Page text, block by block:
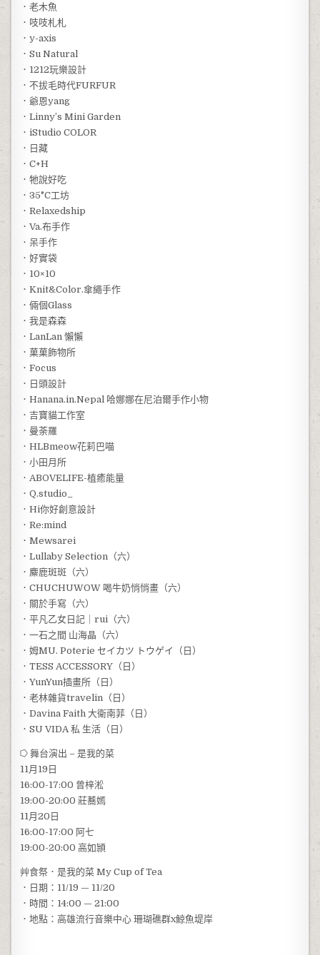
．老木魚
．吱吱札札
．y-axis
．Su Natural
．1212玩樂設計
．不拔毛時代FURFUR
．爺恩yang
．Linny’s Mini Garden
．iStudio COLOR
．日藏
．C+H
．牠說好吃
．35°C工坊
．Relaxedship
．Va.布手作
．呆手作
．好實袋
．10×10
．Knit&Color.傘繩手作
．倆個Glass
．我是森森
．LanLan 懶懶
．菓菓飾物所
．Focus
．日頭設計
．Hanana.in.Nepal 哈娜娜在尼泊爾手作小物
．吉寶貓工作室
．曼荼羅
．HLBmeow花莉巴喵
．小田月所
．ABOVELIFE-植癒能量
．Q.studio_
．Hi你好創意設計
．Re:mind
．Mewsarei
．Lullaby Selection（六）
．麋鹿斑斑（六）
．CHUCHUWOW 喝牛奶悄悄畫（六）
．關於手寫（六）
．平凡乙女日記｜rui（六）
．一石之間 山海晶（六）
．姆MU. Poterie セイカツ トウゲイ（日）
．TESS ACCESSORY（日）
．YunYun插畫所（日）
．老林雜貨travelin（日）
．Davina Faith 大衛南菲（日）
．SU VIDA 私 生活（日）
⭔ 舞台演出 – 是我的菜
11月19日
16:00-17:00 曾梓淞
19:00-20:00 莊蕎嫣
11月20日
16:00-17:00 阿七
19:00-20:00 高如頴
艸食祭．是我的菜 My Cup of Tea
．日期：11/19 — 11/20
．時間：14:00 — 21:00
．地點：高雄流行音樂中心 珊瑚礁群x鯨魚堤岸